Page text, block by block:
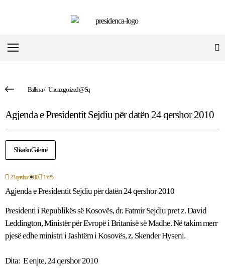
Ballina/ Uncategorized @sq
Agjenda e Presidentit Sejdiu për datën 24 qershor 2010
Shkarko Galerinë
23 qershor 2010 15:25
Agjenda e Presidentit Sejdiu për datën 24 qershor 2010
Presidenti i Republikës së Kosovës, dr. Fatmir Sejdiu pret z. David
Leddington, Ministër për Evropë i Britanisë së Madhe. Në takim merr
pjesë edhe ministri i Jashtëm i Kosovës, z. Skender Hyseni.
Dita: E enjte, 24 qershor 2010